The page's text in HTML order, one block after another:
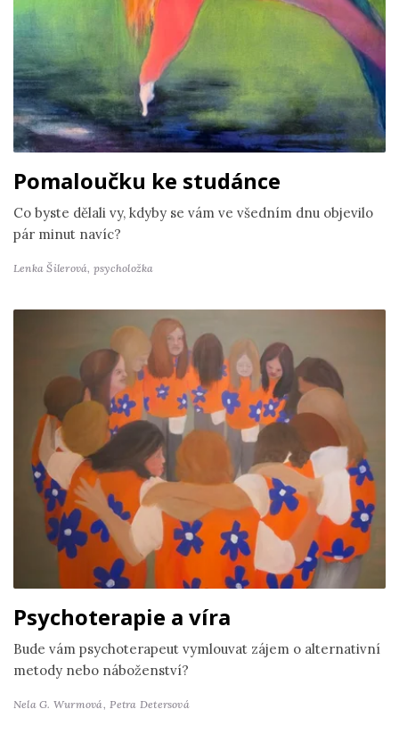
Pomaloučku ke studánce
Co byste dělali vy, kdyby se vám ve všedním dnu objevilo
pár minut navíc?
Lenka Šilerová, psycholožka
Psychoterapie a víra
Bude vám psychoterapeut vymlouvat zájem o alternativní
metody nebo náboženství?
Nela G. Wurmová, Petra Detersová